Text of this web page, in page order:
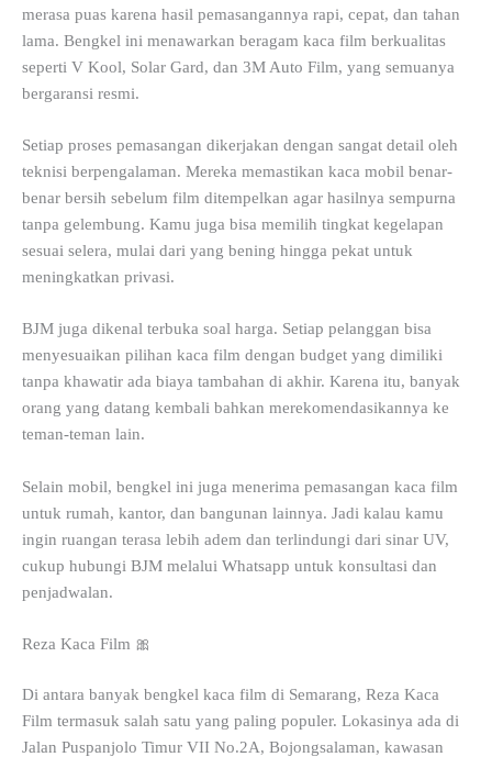
merasa puas karena hasil pemasangannya rapi, cepat, dan tahan
lama. Bengkel ini menawarkan beragam kaca film berkualitas
seperti V Kool, Solar Gard, dan 3M Auto Film, yang semuanya
bergaransi resmi.
Setiap proses pemasangan dikerjakan dengan sangat detail oleh
teknisi berpengalaman. Mereka memastikan kaca mobil benar-
benar bersih sebelum film ditempelkan agar hasilnya sempurna
tanpa gelembung. Kamu juga bisa memilih tingkat kegelapan
sesuai selera, mulai dari yang bening hingga pekat untuk
meningkatkan privasi.
BJM juga dikenal terbuka soal harga. Setiap pelanggan bisa
menyesuaikan pilihan kaca film dengan budget yang dimiliki
tanpa khawatir ada biaya tambahan di akhir. Karena itu, banyak
orang yang datang kembali bahkan merekomendasikannya ke
teman-teman lain.
Selain mobil, bengkel ini juga menerima pemasangan kaca film
untuk rumah, kantor, dan bangunan lainnya. Jadi kalau kamu
ingin ruangan terasa lebih adem dan terlindungi dari sinar UV,
cukup hubungi BJM melalui Whatsapp untuk konsultasi dan
penjadwalan.
Reza Kaca Film 🎀
Di antara banyak bengkel kaca film di Semarang, Reza Kaca
Film termasuk salah satu yang paling populer. Lokasinya ada di
Jalan Puspanjolo Timur VII No.2A, Bojongsalaman, kawasan